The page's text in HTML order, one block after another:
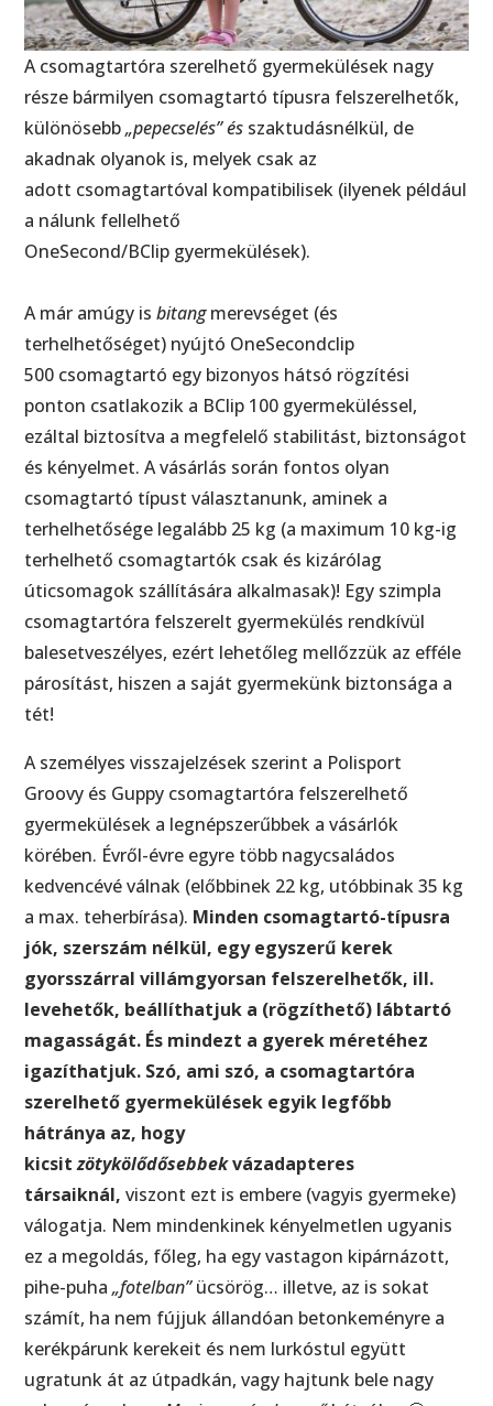
A csomagtartóra szerelhető gyermekülések nagy
része bármilyen csomagtartó típusra felszerelhetők,
különösebb„pepecselés” és szaktudásnélkül, de
akadnak olyanok is, melyek csak az
adott csomagtartóval kompatibilisek (ilyenek például
a nálunk fellelhető
OneSecond/BClip gyermekülések).
A már amúgy isbitangmerevséget (és
terhelhetőséget) nyújtó OneSecondclip
500 csomagtartó egy bizonyos hátsó rögzítési
ponton csatlakozik a BClip 100 gyermeküléssel,
ezáltal biztosítva a megfelelő stabilitást, biztonságot
és kényelmet. A vásárlás során fontos olyan
csomagtartó típust választanunk, aminek a
terhelhetősége legalább 25 kg (a maximum 10 kg-ig
terhelhető csomagtartók csak és kizárólag
úticsomagok szállítására alkalmasak)! Egy szimpla
csomagtartóra felszerelt gyermekülés rendkívül
balesetveszélyes, ezért lehetőleg mellőzzük az efféle
párosítást, hiszen a saját gyermekünk biztonsága a
tét!
A személyes visszajelzések szerint a Polisport
Groovy és Guppy csomagtartóra felszerelhető
gyermekülések a legnépszerűbbek a vásárlók
körében. Évről-évre egyre több nagycsaládos
kedvencévé válnak (előbbinek 22 kg, utóbbinak 35 kg
a max. teherbírása). Minden csomagtartó-típusra
jók, szerszám nélkül, egy egyszerű kerek
gyorsszárral villámgyorsan felszerelhetők, ill.
levehetők, beállíthatjuk a (rögzíthető) lábtartó
magasságát. És mindezt a gyerek méretéhez
igazíthatjuk. Szó, ami szó, a csomagtartóra
szerelhető gyermekülések egyik legfőbb
hátránya az, hogy
kicsitzötykölődősebbekvázadapteres
társaiknál, viszont ezt is embere (vagyis gyermeke)
válogatja. Nem mindenkinek kényelmetlen ugyanis
ez a megoldás, főleg, ha egy vastagon kipárnázott,
pihe-puha„fotelban”ücsörög… illetve, az is sokat
számít, ha nem fújjuk állandóan betonkeményre a
kerékpárunk kerekeit és nem lurkóstul együtt
ugratunk át az útpadkán, vagy hajtunk bele nagy